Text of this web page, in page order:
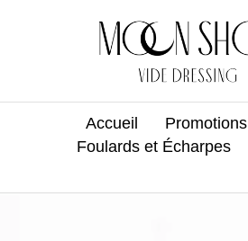
Accueil Promotions
Foulards et Écharpes